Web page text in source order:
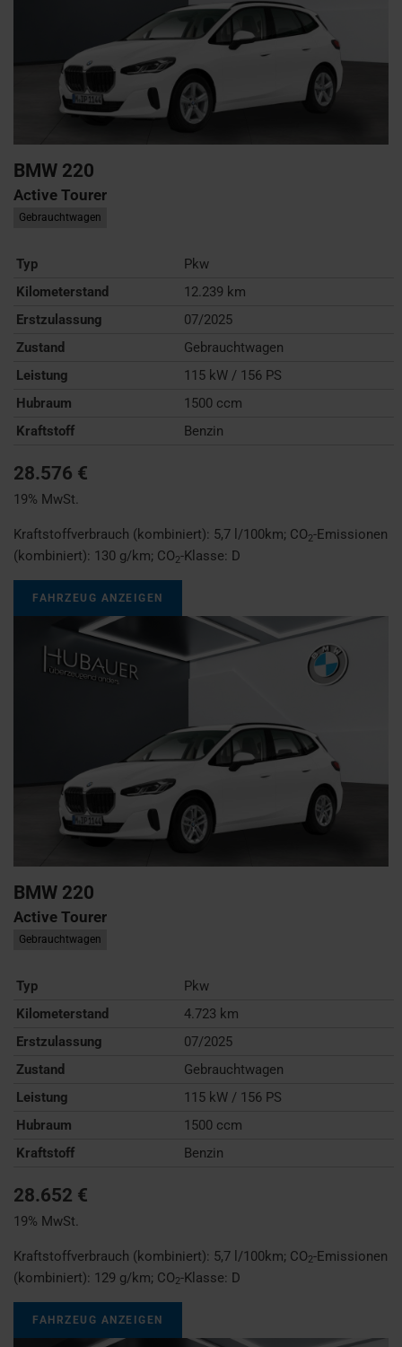
BMW 220
Active Tourer
Gebrauchtwagen
Typ
Pkw
Kilometerstand
12.239 km
Erstzulassung
07/2025
Zustand
Gebrauchtwagen
Leistung
115 kW / 156 PS
Hubraum
1500 ccm
Kraftstoff
Benzin
28.576 €
19% MwSt.
Kraftstoffverbrauch (kombiniert): 5,7 l/100km; CO2-Emissionen
(kombiniert): 130 g/km; CO2-Klasse: D
FAHRZEUG ANZEIGEN
BMW 220
Active Tourer
Gebrauchtwagen
Typ
Pkw
Kilometerstand
4.723 km
Erstzulassung
07/2025
Zustand
Gebrauchtwagen
Leistung
115 kW / 156 PS
Hubraum
1500 ccm
Kraftstoff
Benzin
28.652 €
19% MwSt.
Kraftstoffverbrauch (kombiniert): 5,7 l/100km; CO2-Emissionen
(kombiniert): 129 g/km; CO2-Klasse: D
FAHRZEUG ANZEIGEN